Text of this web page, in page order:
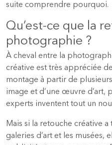
suite comprendre pourquoi.
Qu’est-ce que la
photographie ?
À cheval entre la
créative est très appréciée
montage à partir de
image et d’une œuvre d’art,
experts inventent tout un
Mais si la retouche créative
galeries d’art et les musées,